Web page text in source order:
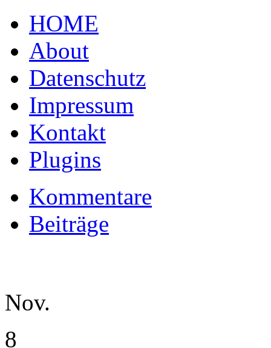
HOME
About
Datenschutz
Impressum
Kontakt
Plugins
Kommentare
Beiträge
Nov.
8